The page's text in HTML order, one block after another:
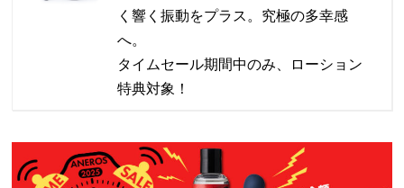
く響く振動をプラス。究極の多幸感
へ。
タイムセール期間中のみ、ローション
特典対象！